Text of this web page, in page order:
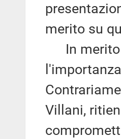
merito su
In merito
Villani,